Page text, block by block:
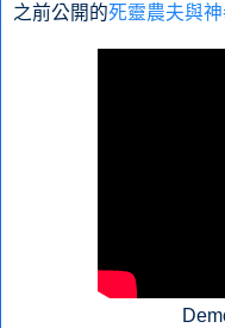
之前公開的死靈農夫與